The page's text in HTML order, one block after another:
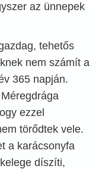
az ünnepek
tehetős
nem számít a
365 napján.
ezzel
törődtek vele.
a karácsonyfa
díszíti,